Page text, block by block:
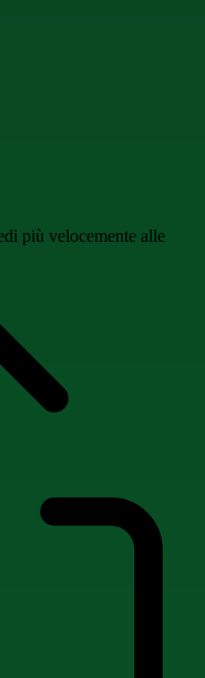
più velocemente alle